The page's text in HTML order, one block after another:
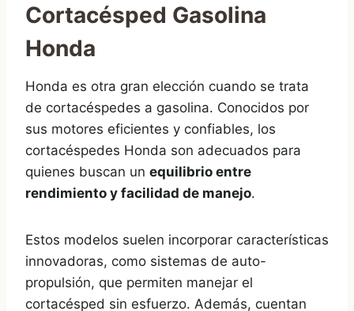
Cortacésped Gasolina
Honda
Honda es otra gran elección cuando se trata
de cortacéspedes a gasolina. Conocidos por
sus motores eficientes y confiables, los
cortacéspedes Honda son adecuados para
quienes buscan un equilibrio entre
rendimiento y facilidad de manejo.
Estos modelos suelen incorporar características
innovadoras, como sistemas de auto-
propulsión, que permiten manejar el
cortacésped sin esfuerzo. Además, cuentan